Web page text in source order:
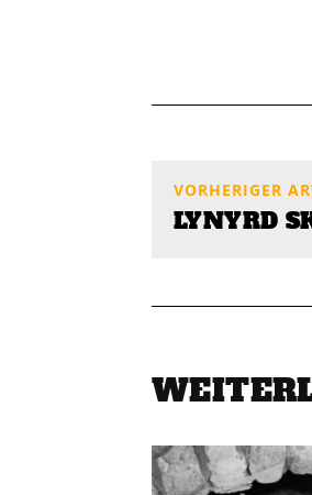
VORHERIGER
LYNYRD